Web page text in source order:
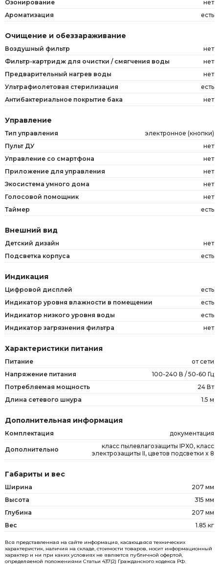
Озонирование
нет
Ароматизация
есть
Очищение и обеззараживание
Воздушный фильтр
нет
Фильтр-картридж для очистки / смягчения воды
нет
Предварительный нагрев воды
нет
Ультрафиолетовая стерилизация
есть
Антибактериальное покрытие бака
нет
Управление
Тип управления
электронное (кнопки)
Пульт ДУ
нет
Управление со смартфона
нет
Приложение для управления
нет
Экосистема умного дома
нет
Голосовой помощник
нет
Таймер
есть
Внешний вид
Детский дизайн
нет
Подсветка корпуса
есть
Индикация
Цифровой дисплей
есть
Индикатор уровня влажности в помещении
есть
Индикатор низкого уровня воды
есть
Индикатор загрязнения фильтра
нет
Характеристики питания
Питание
от сети
Напряжение питания
100-240 В / 50-60 Гц
Потребляемая мощность
24 Вт
Длина сетевого шнура
1.5 м
Дополнительная информация
Комплектация документация
Дополнительно
класс пылевлагозащиты IPX0, класс
электрозащиты II, цветов подсветки x 8
Габариты и вес
Ширина
207 мм
Высота
315 мм
Глубина
207 мм
Вес
1.85 кг
Вся представленная на сайте информация, касающаяся технических
характеристик, наличия на складе, стоимости товаров, носит информационный
характер и ни при каких условиях не является публичной офертой,
определяемой положениями Статьи 437(2) Гражданского кодекса РФ.